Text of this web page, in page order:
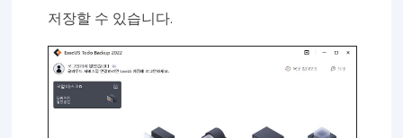
저장할 수 있습니다.